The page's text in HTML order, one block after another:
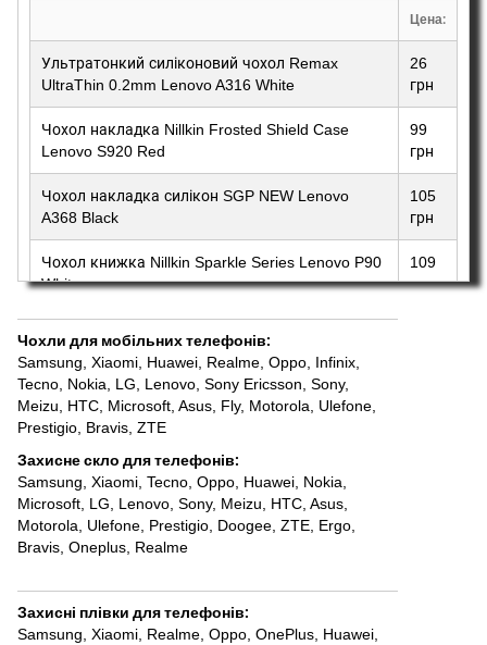
Цена:
Ультратонкий силіконовий чохол Remax
UltraThin 0.2mm Lenovo A316 White
26
грн
Чохол накладка Nillkin Frosted Shield Case
Lenovo S920 Red
99
грн
Чохол накладка силікон SGP NEW Lenovo
A368 Black
105
грн
Чохол книжка Nillkin Sparkle Series Lenovo P90
White
109
грн
Чохли для мобільних телефонів:
Samsung Xiaomi Huawei Realme Oppo Infinix
Tecno Nokia LG Lenovo Sony Ericsson, Sony,
Meizu
HTC Microsoft Asus Fly, Motorola Ulefone
Prestigio Bravis ZTE
Захисне скло для телефонів:
Samsung Xiaomi Tecno Oppo Huawei Nokia,
Microsoft LG Lenovo Sony, Meizu HTC Asus
Motorola
Ulefone Prestigio Doogee ZTE Ergo
Bravis Oneplus Realme
Захисні плівки для телефонів:
Samsung Xiaomi Realme Oppo OnePlus Huawei